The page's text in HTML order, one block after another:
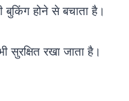
बुकिंग होने से बचाता है।
सुरक्षित रखा जाता है।